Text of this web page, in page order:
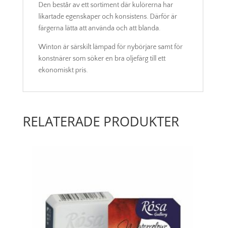
Den består av ett sortiment där kulörerna har
likartade egenskaper och konsistens. Därför är
färgerna lätta att använda och att blanda.
Winton är särskilt lämpad för nybörjare samt för
konstnärer som söker en bra oljefärg till ett
ekonomiskt pris.
RELATERADE PRODUKTER